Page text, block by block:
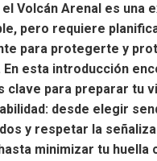
el Volcán Arenal es una
pero requiere
para protegerte y
En esta introducción
clave para preparar tu
desde elegir
y respetar la
minimizar tu huella